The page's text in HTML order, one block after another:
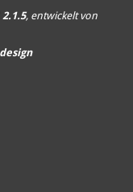
, entwickelt von